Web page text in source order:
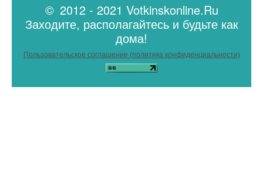
© 2012 - 2021 Votkinskonline.Ru
Заходите, располагайтесь и будьте как
дома!
Пользовательское соглашение (политика конфиденциальности)